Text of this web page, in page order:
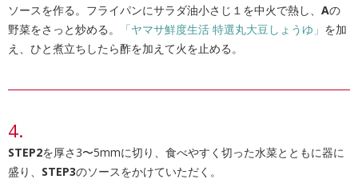
ソースを作る。フライパンにサラダ油小さじ１を中火で熱し、 Aの
野菜をさっと炒める。
「ヤマサ鮮度生活 特選丸大豆しょうゆ」 を加
え、ひと煮立ちしたら酢を加えて火を止める。
STEP2を厚さ3〜5mmに切り、食べやすく切った水菜とともに器に
盛り、 STEP3のソースをかけていただく。